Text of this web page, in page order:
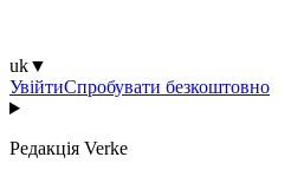
uk▼
УвійтиСпробувати безкоштовно
Редакція Verke